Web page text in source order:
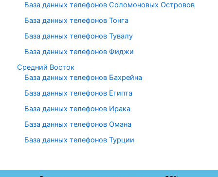
База данных телефонов Соломоновых Островов
База данных телефонов Тонга
База данных телефонов Тувалу
База данных телефонов Фиджи
Средний Восток
База данных телефонов Бахрейна
База данных телефонов Египта
База данных телефонов Ирака
База данных телефонов Омана
База данных телефонов Турции